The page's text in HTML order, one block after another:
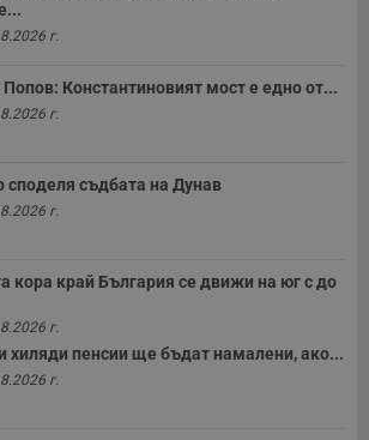
г.
Константиновият мост е едно от...
г.
споделя съдбата на Дунав
г.
кора край България се движи на юг с до
г.
хиляди пенсии ще бъдат намалени, ако...
г.